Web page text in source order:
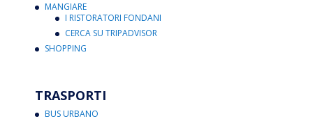
MANGIARE
I RISTORATORI FONDANI
CERCA SU TRIPADVISOR
SHOPPING
TRASPORTI
BUS URBANO